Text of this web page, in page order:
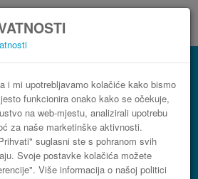
i mi upotrebljavamo kolačiće kako bismo
funkcionira onako kako se očekuje,
na web-mjestu, analizirali upotrebu
za naše marketinške aktivnosti.
suglasni ste s pohranom svih
Svoje postavke kolačića možete
Više informacija o našoj politici
Bihać Madrid
autobusne karte